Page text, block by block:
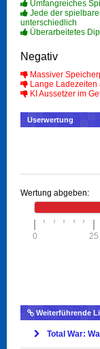
Umfangreiches
Jede der
unterschiedlich
Überarbeitetes
Negativ
Massiver
Lange Ladezeiten
KI Aussetzer im
Userwertung
Wertung abgeben:
0 25
Weiterführende
Total War: